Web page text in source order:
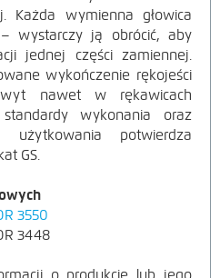
Każda wymienna głowica
wystarczy ją obrócić, aby
jednej części zamiennej.
wykończenie rękojeści
nawet w rękawicach
wykonania oraz
użytkowania potwierdza
GS.
3550
3448